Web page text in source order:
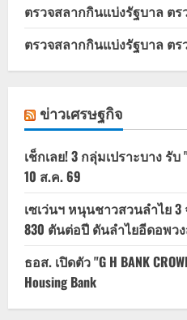
ตรวจสลากกินแบ่งรัฐบาล ตร
ตรวจสลากกินแบ่งรัฐบาล ตร
ข่าวเศรษฐกิจ
เช็กเลย! 3 กลุ่มเปราะบาง รั
10 ส.ค. 69
เซเว่นฯ หนุนชาวสวนลำไย
830 ตันต่อปี ดันลำไยอีดอพว
ธอส. เปิดตัว "G H BANK
Housing Bank